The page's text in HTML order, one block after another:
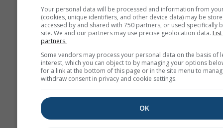
Οι προειδοποιήσεις έντονων
φαινομένων παρέχονται
από περισσότερους από 80
φέρει καμία ευθύνη σχετικά
πραγματικό περιεχόμενο ή
προειδοποιήσεων. Τα
μπορούν να αναφερθούν
φόρμας σχολίων
διαβιβαστούν στους
Your personal data will be processed and information from
(cookies, unique identifiers, and other device data) may be
accessed by and shared with 750 partners, or used specifically
site. We and our partners may use precise geolocation data.
partners.
Some vendors may process your personal data on the basis of
interest, which you can object to by managing your options
for a link at the bottom of this page or in the site menu to
withdraw consent in privacy and cookie settings.
OK